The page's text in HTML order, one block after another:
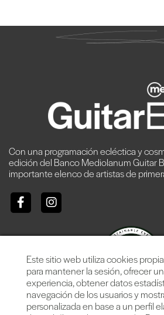
Con una programación ecléctica y
edición del Banco Mediolanum Guitar
importante elenco de artistas de
Este sitio web utiliza cookies
para mantener la sesión, ofrecer
experiencia, obtener datos
navegación de los usuarios y
personalizada en base a un perfil